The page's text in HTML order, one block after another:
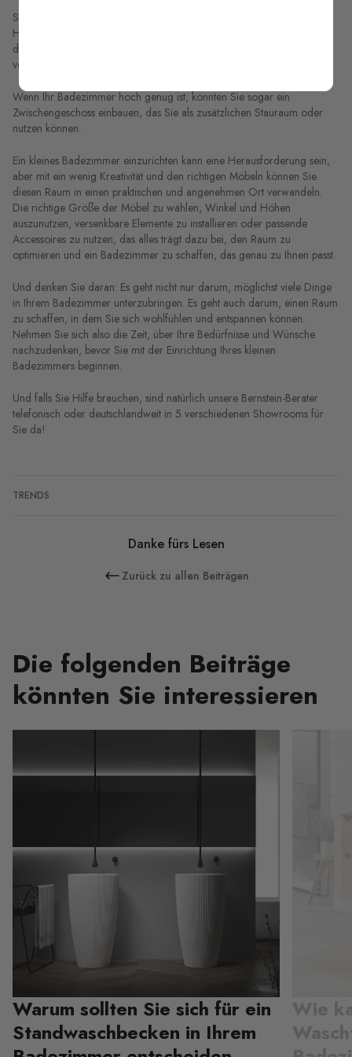
Sie haben eine hohe Deckenhöhe? Dann denken Sie über
Hängeschränke nach. Hängende Regale oder hohe Schränke können
dafür genutzt werden, einen schmalen Raum optimal auszunutzen und
vom Gefühl her größer wirken zu lassen.
Wenn Ihr Badezimmer hoch genug ist, könnten Sie sogar ein
Zwischengeschoss einbauen, das Sie als zusätzlichen Stauraum oder
nutzen können.
Ein kleines Badezimmer einzurichten kann eine Herausforderung sein,
aber mit ein wenig Kreativität und den richtigen Möbeln können Sie
diesen Raum in einen praktischen und angenehmen Ort verwandeln.
Die richtige Größe der Möbel zu wählen, Winkel und Höhen
auszunutzen, versenkbare Elemente zu installieren oder passende
Accessoires zu nutzen, das alles trägt dazu bei, den Raum zu
optimieren und ein Badezimmer zu schaffen, das genau zu Ihnen passt.
Und denken Sie daran: Es geht nicht nur darum, möglichst viele Dinge
in Ihrem Badezimmer unterzubringen. Es geht auch darum, einen Raum
zu schaffen, in dem Sie sich wohlfühlen und entspannen können.
Nehmen Sie sich also die Zeit, über Ihre Bedürfnisse und Wünsche
nachzudenken, bevor Sie mit der Einrichtung Ihres kleinen
Badezimmers beginnen.
Und falls Sie Hilfe brauchen, sind natürlich unsere Bernstein-Berater
telefonisch oder deutschlandweit in 5 verschiedenen Showrooms für
Sie da!
TRENDS
Danke fürs Lesen
Zurück zu allen Beiträgen
Die folgenden Beiträge
könnten Sie interessieren
Warum sollten Sie sich für ein
Standwaschbecken in Ihrem
Wie